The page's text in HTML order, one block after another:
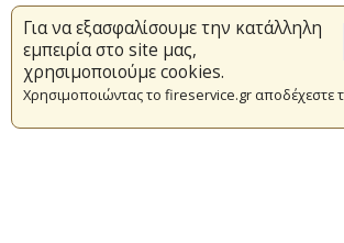
Για να εξασφαλίσουμε την κατάλληλη
εμπειρία στο site μας,
χρησιμοποιούμε cookies.
Χρησιμοποιώντας το fireservice.gr αποδέχεστε